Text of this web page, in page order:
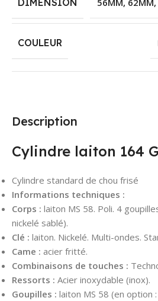
Description
Cylindre laiton 164
Cylindre standard de chou frisé
Informations techniques :
Corps : laiton MS 58. Poli. 4
nickelé sablé).
Clé : laiton. Nickelé. Multi-ondes.
Came : acier fritté.
Combinaisons de touches :
Ressorts : Acier inoxydable (inox).
Goupilles : laiton MS 58 (en option
DIMENSION 56MM, 62MM,
COULEUR